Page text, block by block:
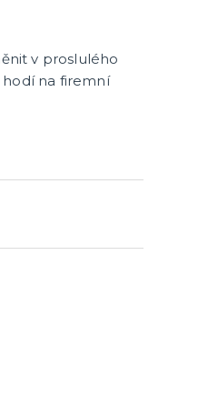
v proslulého
hodí na firemní